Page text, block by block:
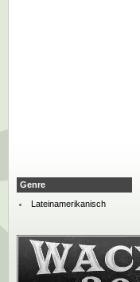
Genre
Lateinamerikanisch